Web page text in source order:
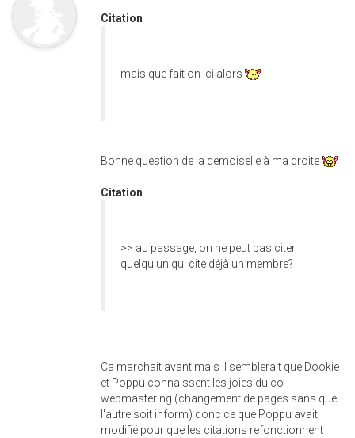
Citation
mais que fait on ici alors
Bonne question de la demoiselle à ma droite
Citation
>> au passage, on ne peut pas citer
quelqu'un qui cite déjà un membre?
Ca marchait avant mais il semblerait que Dookie
et Poppu connaissent les joies du co-
webmastering (changement de pages sans que
l'autre soit inform) donc ce que Poppu avait
modifié pour que les citations refonctionnent